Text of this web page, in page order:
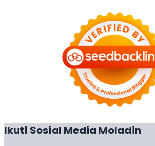
Ikuti Sosial Media Moladin